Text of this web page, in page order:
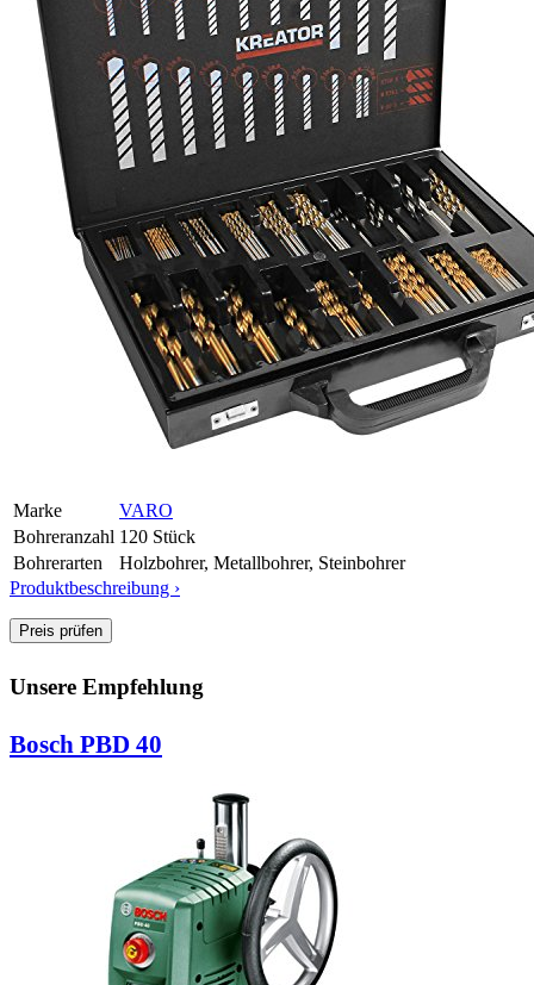
Marke
VARO
Bohreranzahl 120 Stück
Bohrerarten
Holzbohrer, Metallbohrer, Steinbohrer
Produktbeschreibung ›
Unsere Empfehlung
Bosch PBD 40